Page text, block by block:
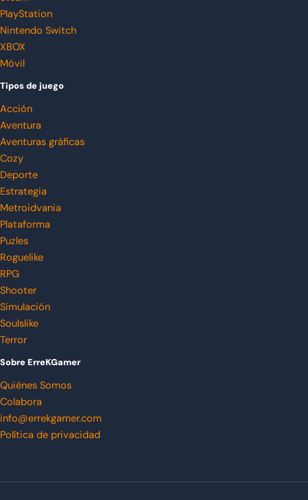
PlayStation
Nintendo Switch
XBOX
Móvil
Tipos de juego
Acción
Aventura
Aventuras gráficas
Cozy
Deporte
Estrategia
Metroidvania
Plataforma
Puzles
Roguelike
RPG
Shooter
Simulación
Soulslike
Terror
Sobre ErreKGamer
Quiénes Somos
Colabora
info@errekgamer.com
Política de privacidad